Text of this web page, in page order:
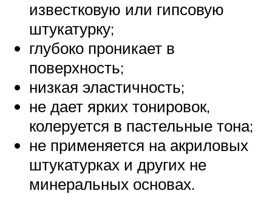
известковую или гипсовую
штукатурку;
глубоко проникает в
поверхность;
низкая эластичность;
не дает ярких тонировок,
колеруется в пастельные тона;
не применяется на акриловых
штукатурках и других не
минеральных основах.